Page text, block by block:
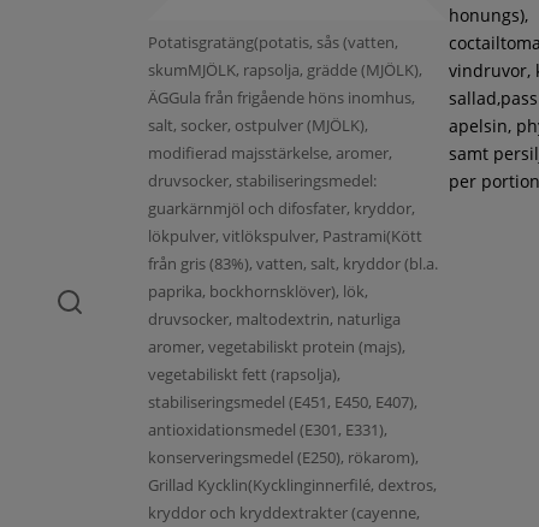
Potatisgratäng(potatis, sås (vatten,
skumMJÖLK, rapsolja, grädde (MJÖLK),
ÄGGula från frigående höns inomhus,
salt, socker, ostpulver (MJÖLK),
modifierad majsstärkelse, aromer,
druvsocker, stabiliseringsmedel:
guarkärnmjöl och difosfater, kryddor,
lökpulver, vitlökspulver, Pastrami(Kött
från gris (83%), vatten, salt, kryddor (bl.a.
paprika, bockhornsklöver), lök,
druvsocker, maltodextrin, naturliga
aromer, vegetabiliskt protein (majs),
vegetabiliskt fett (rapsolja),
stabiliseringsmedel (E451, E450, E407),
antioxidationsmedel (E301, E331),
konserveringsmedel (E250), rökarom),
Grillad Kycklin(Kycklinginnerfilé, dextros,
kryddor och kryddextrakter (cayenne,
honungs),
vindruvor,
apelsin,
samt
per